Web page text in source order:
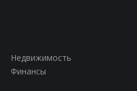
Недвижимость
Финансы